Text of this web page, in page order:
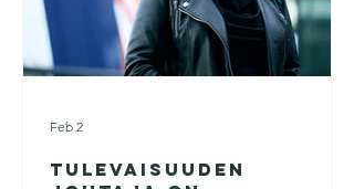
Tulevaisuuden
Feb 2